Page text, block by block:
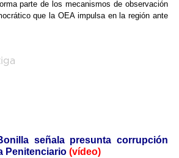
parte de los mecanismos de observación
que la OEA impulsa en la región ante
señala presunta corrupción
Penitenciario (vídeo)